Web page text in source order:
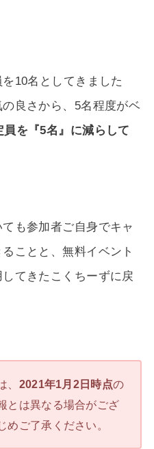
10名としてきました
良さから、5名程度がベ
員を『5名』に減らして
も参加者ご自身でキャ
ことと、無料イベント
てきたこくちーずに戻
、 2021年1月2日時点の
とは異なる場合がござ
めご了承ください。